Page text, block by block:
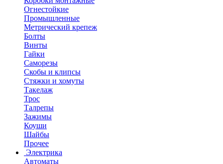
Огнестойкие
Промышленные
Метрический крепеж
Болты
Винты
Гайки
Саморезы
Скобы и клипсы
Стяжки и хомуты
Такелаж
Трос
Талрепы
Зажимы
Коуши
Шайбы
Прочее
Электрика
Автоматы